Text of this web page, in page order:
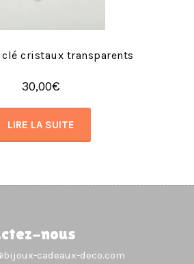
cristaux transparents
30,00€
LIRE LA SUITE
nous
cadeaux-deco.com